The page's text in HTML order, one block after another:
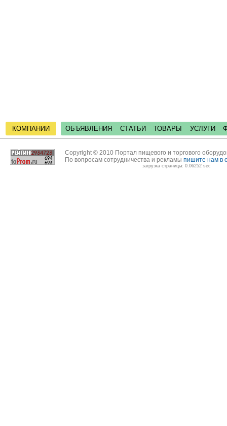
КОМПАНИИ ОБЪЯВЛЕНИЯ СТАТЬИ ТОВАРЫ УСЛУГИ
Copyright © 2010 Портал пищевого и торгового
По вопросам сотрудничества и рекламы пишите нам в
загрузка страницы: 0.06252 sec